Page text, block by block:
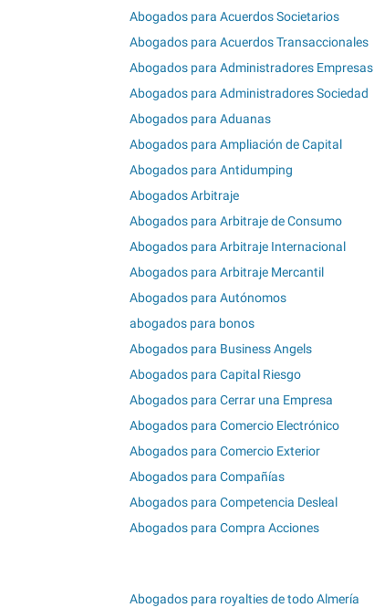
Abogados para Acuerdos Societarios
Abogados para Acuerdos Transaccionales
Abogados para Administradores Empresas
Abogados para Administradores Sociedad
Abogados para Aduanas
Abogados para Ampliación de Capital
Abogados para Antidumping
Abogados Arbitraje
Abogados para Arbitraje de Consumo
Abogados para Arbitraje Internacional
Abogados para Arbitraje Mercantil
Abogados para Autónomos
abogados para bonos
Abogados para Business Angels
Abogados para Capital Riesgo
Abogados para Cerrar una Empresa
Abogados para Comercio Electrónico
Abogados para Comercio Exterior
Abogados para Compañías
Abogados para Competencia Desleal
Abogados para Compra Acciones
Abogados para royalties de todo Almería